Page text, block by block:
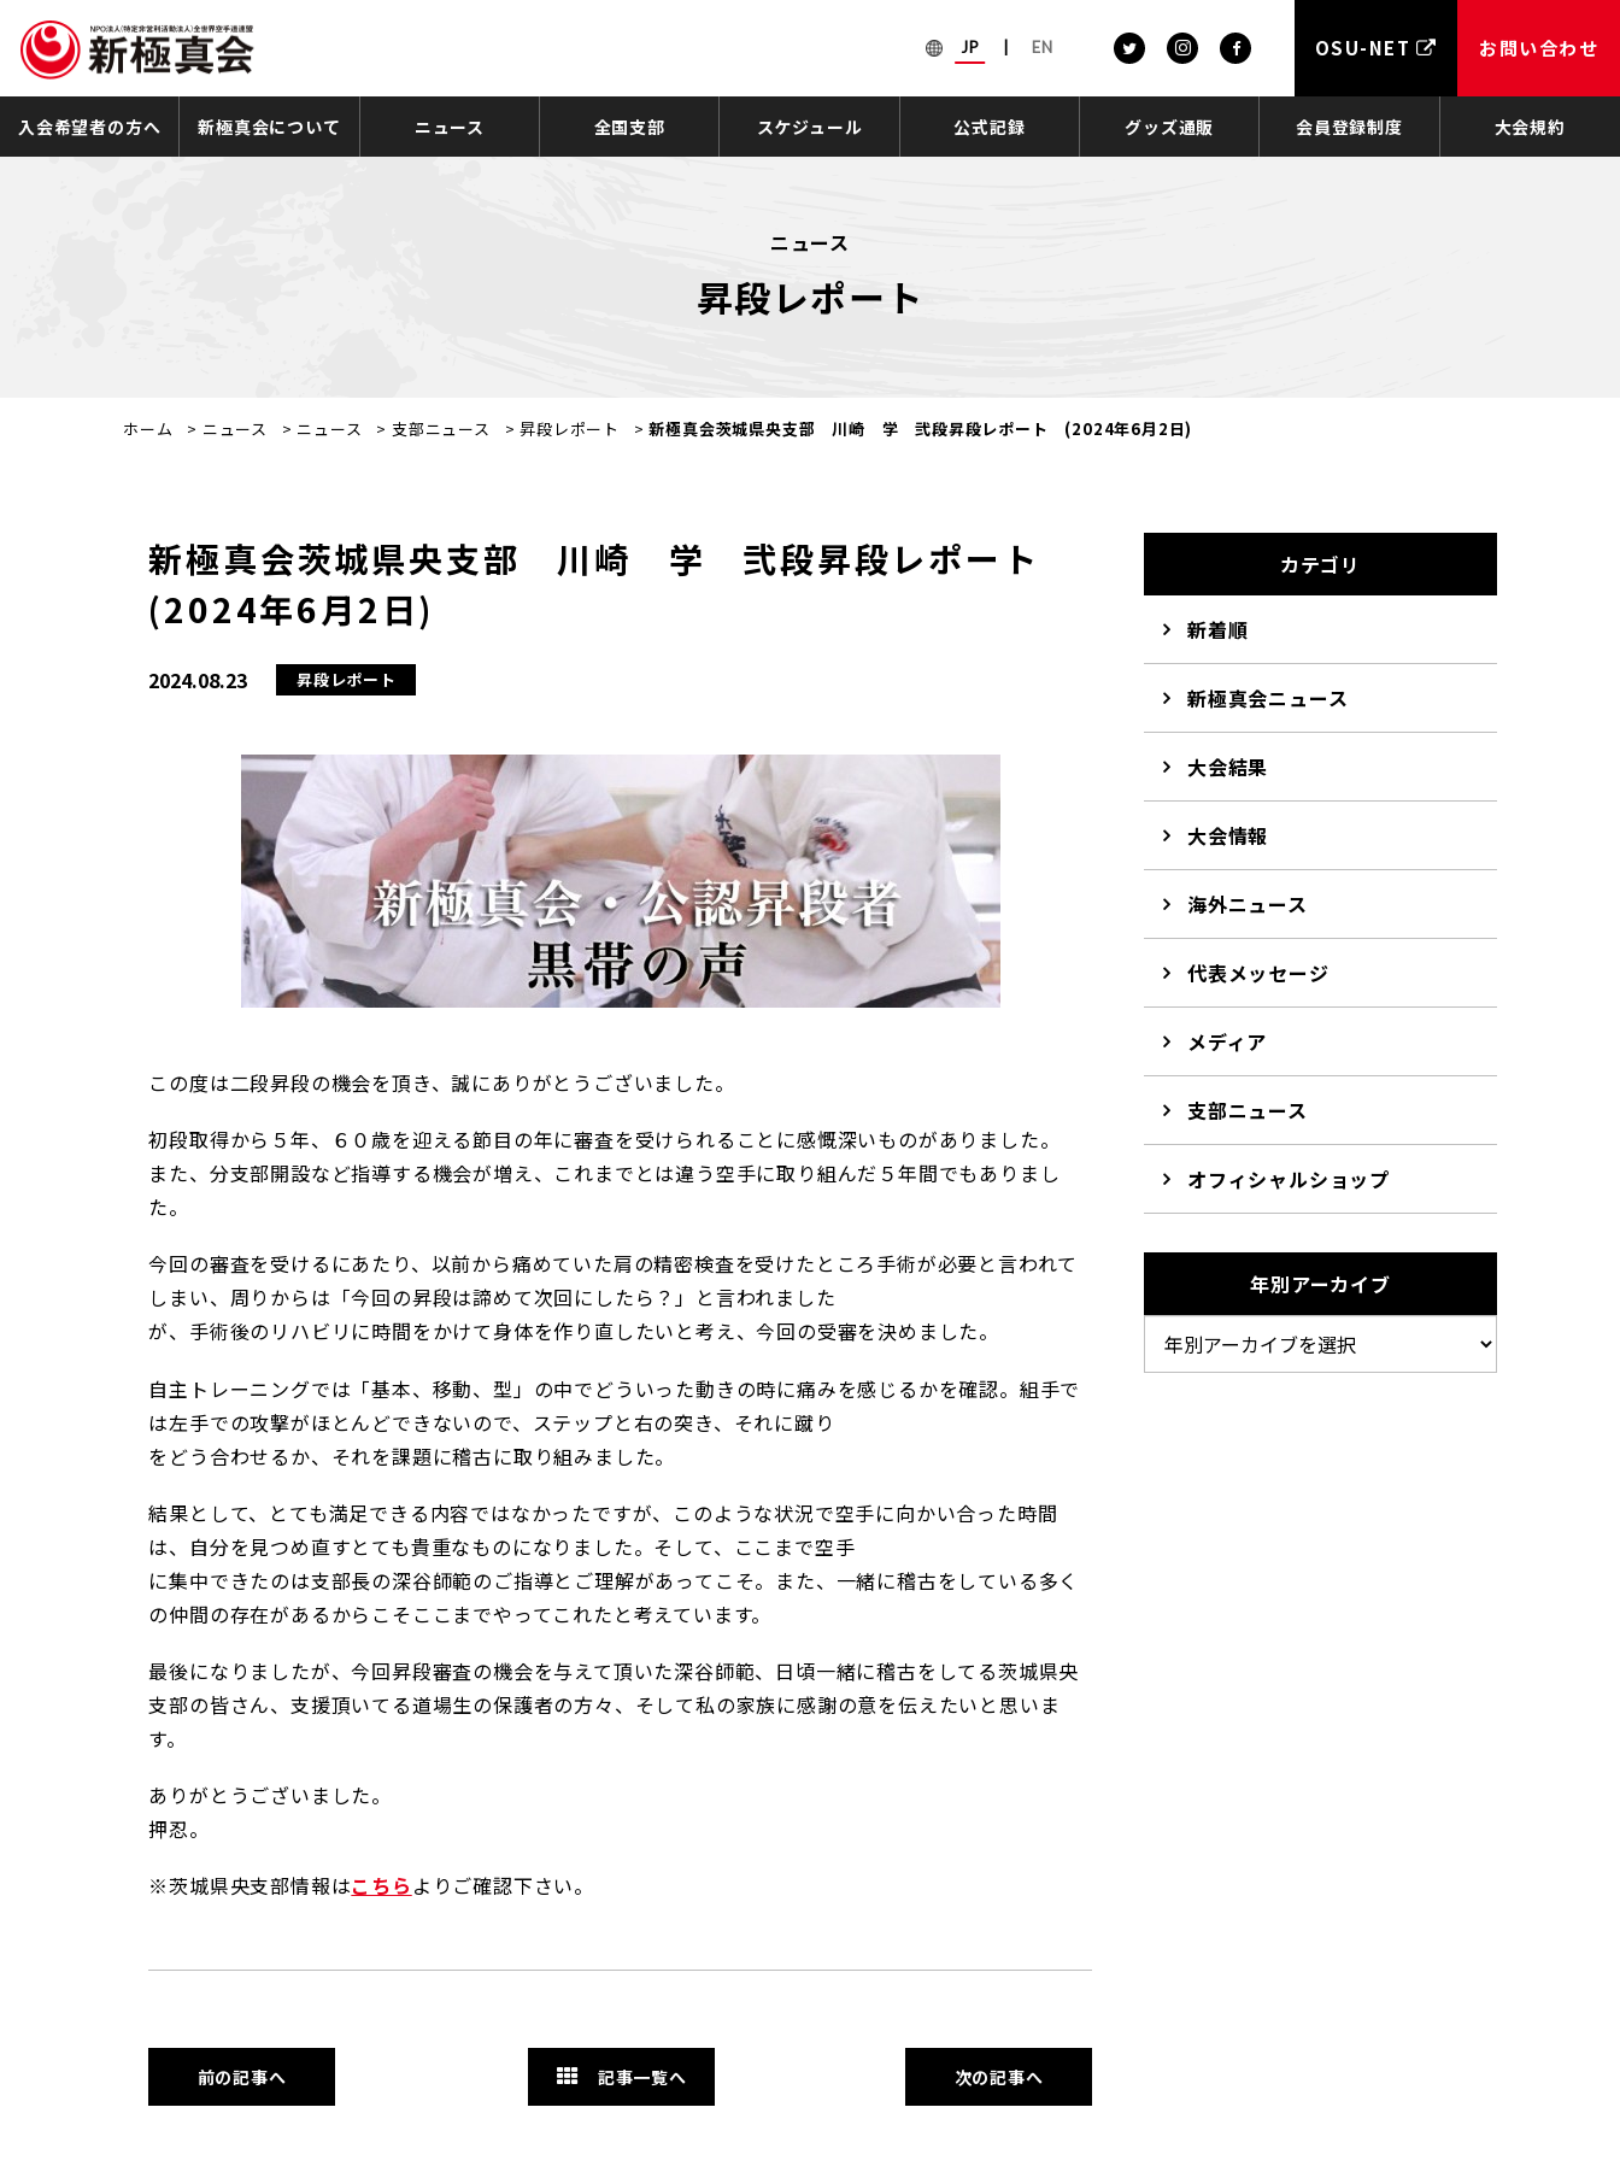
JP EN OSU-NET お問い合わせ
入会希望者の方へ 新極真会について ニュース 全国支部 スケジュール 公式記録 グッズ通販 会員登録制度 大会規約
ニュース
昇段レポート
ホーム > ニュース > ニュース > 支部ニュース >昇段レポート >新極真会茨城県央支部 川崎 学 弐段昇段レポート (2024年6月2日)
新極真会茨城県央支部 川崎 学 弐段昇段レポート
(2024年6月2日)
2024.08.23 昇段レポート
この度は二段昇段の機会を頂き、誠にありがとうございました。
初段取得から５年、６０歳を迎える節目の年に審査を受けられることに感慨深いものがありました。
また、分支部開設など指導する機会が増え、これまでとは違う空手に取り組んだ５年間でもありまし
た。
今回の審査を受けるにあたり、以前から痛めていた肩の精密検査を受けたところ手術が必要と言われて
しまい、周りからは「今回の昇段は諦めて次回にしたら？」と言われました
が、手術後のリハビリに時間をかけて身体を作り直したいと考え、今回の受審を決めました。
自主トレーニングでは「基本、移動、型」の中でどういった動きの時に痛みを感じるかを確認。組手で
は左手での攻撃がほとんどできないので、ステップと右の突き、それに蹴り
をどう合わせるか、それを課題に稽古に取り組みました。
結果として、とても満足できる内容ではなかったですが、このような状況で空手に向かい合った時間
は、自分を見つめ直すとても貴重なものになりました。そして、ここまで空手
に集中できたのは支部長の深谷師範のご指導とご理解があってこそ。また、一緒に稽古をしている多く
の仲間の存在があるからこそここまでやってこれたと考えています。
最後になりましたが、今回昇段審査の機会を与えて頂いた深谷師範、日頃一緒に稽古をしてる茨城県央
支部の皆さん、支援頂いてる道場生の保護者の方々、そして私の家族に感謝の意を伝えたいと思いま
す。
ありがとうございました。
押忍。
※茨城県央支部情報はこちら よりご確認下さい。
前の記事へ 記事一覧へ 次の記事へ
カテゴリ
新着順
新極真会ニュース
大会結果
大会情報
海外ニュース
代表メッセージ
メディア
支部ニュース
オフィシャルショップ
年別アーカイブ